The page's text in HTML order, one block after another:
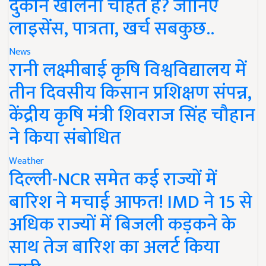
लाइसेंस, पात्रता, खर्च सबकुछ..
News
रानी लक्ष्मीबाई कृषि विश्वविद्यालय में
तीन दिवसीय किसान प्रशिक्षण संपन्न,
केंद्रीय कृषि मंत्री शिवराज सिंह चौहान
ने किया संबोधित
Weather
दिल्ली-NCR समेत कई राज्यों में
बारिश ने मचाई आफत! IMD ने 15 से
अधिक राज्यों में बिजली कड़कने के
साथ तेज बारिश का अलर्ट किया